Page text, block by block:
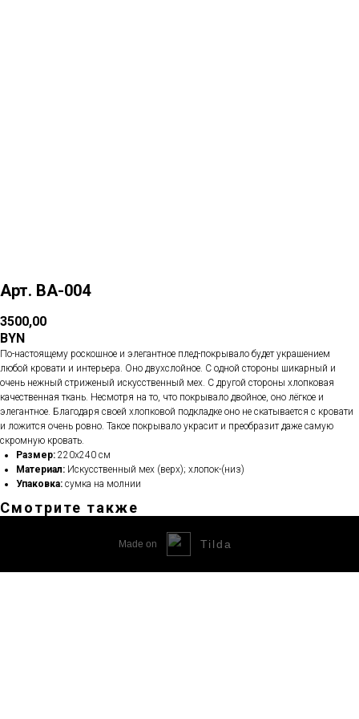
Арт. ВА-004
3500,00
BYN
По-настоящему роскошное и элегантное плед-покрывало будет украшением
любой кровати и интерьера. Оно двухслойное. С одной стороны шикарный и
очень нежный стриженый искусственный мех. С другой стороны хлопковая
качественная ткань. Несмотря на то, что покрывало двойное, оно лёгкое и
элегантное. Благодаря своей хлопковой подкладке оно не скатывается с кровати
и ложится очень ровно. Такое покрывало украсит и преобразит даже самую
скромную кровать.
Размер: 220х240 см
Материал: Искусственный мех (верх); хлопок-(низ)
Упаковка: сумка на молнии
Смотрите также
Made on Tilda